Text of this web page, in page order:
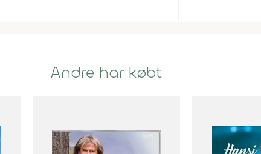
Andre har købt